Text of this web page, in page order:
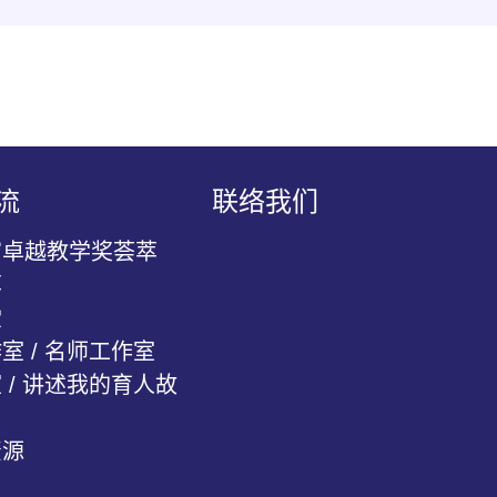
越教学奖荟萃
/ 名师工作室
/ 讲述我的育人故
联络我们